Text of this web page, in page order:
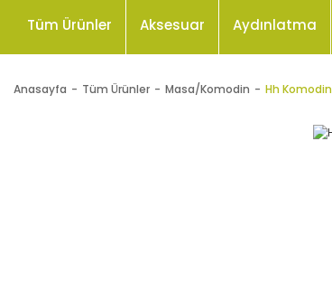
Tüm Ürünler Aksesuar Aydınlatma
Anasayfa Tüm Ürünler Masa/Komodin Hh Komodin